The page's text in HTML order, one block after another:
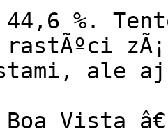
44,6 %.
ale
Boa Vista